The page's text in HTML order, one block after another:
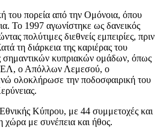
του πορεία από την Ομόνοια, όπου
Το 1997 αγωνίστηκε ως δανεικός
πολύτιμες διεθνείς εμπειρίες, πριν
τη διάρκεια της καριέρας του
σημαντικών κυπριακών ομάδων, όπως
ο Απόλλων Λεμεσού, ο
ολοκλήρωσε την ποδοσφαιρική του
Κύπρου, με 44 συμμετοχές και
με συνέπεια και ήθος.